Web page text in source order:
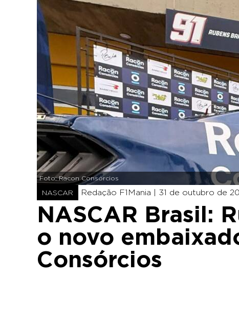
Foto: Racon Consórcios
NASCAR Redação F1Mania | 31 de outubro de
NASCAR Brasil:
o novo
Consórcios